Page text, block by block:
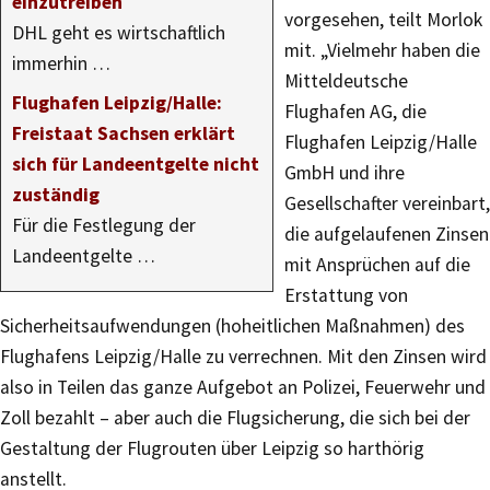
DHL geht es wirtschaftlich
immerhin …
Flughafen Leipzig/Halle:
Freistaat Sachsen erklärt
sich für Landeentgelte nicht
zuständig
Für die Festlegung der
Landeentgelte …
vorgesehen, teilt Morlok
mit. „Vielmehr haben die
Mitteldeutsche
Flughafen AG, die
Flughafen Leipzig/Halle
GmbH und ihre
Gesellschafter vereinbart,
die aufgelaufenen Zinsen
mit Ansprüchen auf die
Erstattung von
Sicherheitsaufwendungen (hoheitlichen Maßnahmen) des
Flughafens Leipzig/Halle zu verrechnen. Mit den Zinsen wird
also in Teilen das ganze Aufgebot an Polizei, Feuerwehr und
Zoll bezahlt – aber auch die Flugsicherung, die sich bei der
Gestaltung der Flugrouten über Leipzig so harthörig
anstellt.